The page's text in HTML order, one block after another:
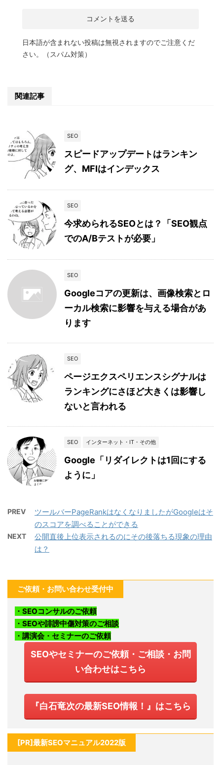
日本語が含まれない投稿は無視されますのでご注意くだ
さい。（スパム対策）
関連記事
SEO
スピードアップデートはランキン
グ、MFIはインデックス
SEO
今求められるSEOとは？「SEO観点
でのA/Bテストが必要」
SEO
Googleコアの更新は、画像検索とロ
ーカル検索に影響を与える場合があ
ります
SEO
ページエクスペリエンスシグナルは
ランキングにさほど大きくは影響し
ないと言われる
SEO インターネット・IT・その他
Google「リダイレクトは1回にする
ように」
PREV
ツールバーPageRankはなくなりましたがGoogleはそ
のスコアを調べることができる
NEXT
公開直後上位表示されるのにその後落ちる現象の理由
は？
ご依頼・お問い合わせ受付中
・SEOコンサルのご依頼
・SEOや誹謗中傷対策のご相談
・講演会・セミナーのご依頼
SEOやセミナーのご依頼・ご相談・お問
い合わせはこちら
『白石竜次の最新SEO情報！』はこちら
[PR]最新SEOマニュアル2022版